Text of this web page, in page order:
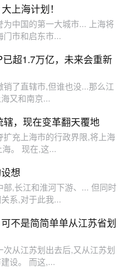
上海计划！
中国的第一大城市... 上海将
门市和启东市...
超1.7万亿，未来会重新
了直辖市,但谁也没...那么江
又和南京...
，现在变革翻天覆地
充上海市的行政界限,将上海
。 现在,这...
想
,长江和淮河下游、... 但同时
系,对于此我...
不是简简单单从江苏省划
从江苏划出去后,又从江苏划
设。 而这,...